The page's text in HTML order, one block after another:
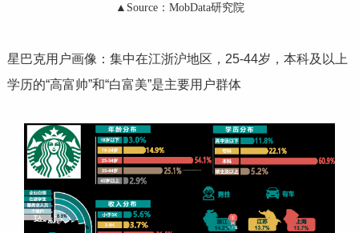
▲Source：MobData研究院
星巴克用户画像：集中在江浙沪地区，25-44岁，本科及以上
学历的“高富帅”和“白富美”是主要用户群体